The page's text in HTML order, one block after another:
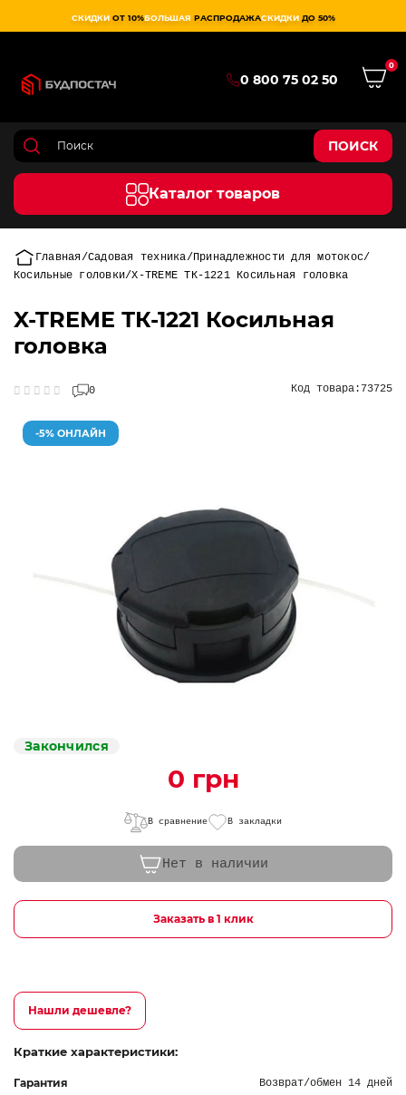
СКИДКИ ОТ 10%БОЛЬШАЯ РАСПРОДАЖАСКИДКИ ДО 50%
0 800 75 02 50
0
ПОИСК
Каталог товаров
Главная Садовая техника Принадлежности для мотокос
Косильные головки X-TREME ТК-1221 Косильная головка
X-TREME ТК-1221 Косильная
головка
0 Код товара: 73725
-5% ОНЛАЙН
Закончился
0 грн
В сравнение В закладки
Нет в наличии
Заказать в 1 клик
Нашли дешевле?
Краткие характеристики:
Гарантия Возврат/обмен 14 дней